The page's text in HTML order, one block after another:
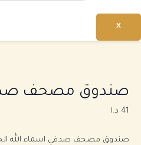
X
صندوق مصحف
41 د.ا
صندوق مصحف صدفي اسماء الله